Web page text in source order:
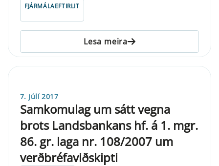
FJÁRMÁLAEFTIRLIT
Lesa meira
7. júlí 2017
Samkomulag um sátt vegna
brots Landsbankans hf. á 1. mgr.
86. gr. laga nr. 108/2007 um
verðbréfaviðskipti